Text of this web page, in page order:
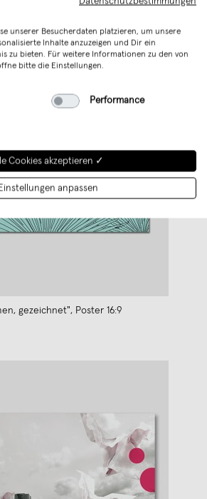
gezeichnet", Poster 16:9
unserer Besucherdaten platzieren, um unsere
Inhalte anzuzeigen und Dir ein
zu bieten. Für weitere Informationen zu den von
bitte die Einstellungen.
Performance
Cookies akzeptieren ✓
Einstellungen anpassen